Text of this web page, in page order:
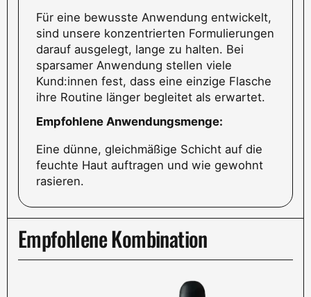
Für eine bewusste Anwendung entwickelt,
sind unsere konzentrierten Formulierungen
darauf ausgelegt, lange zu halten. Bei
sparsamer Anwendung stellen viele
Kund:innen fest, dass eine einzige Flasche
ihre Routine länger begleitet als erwartet.
Empfohlene Anwendungsmenge:
Eine dünne, gleichmäßige Schicht auf die
feuchte Haut auftragen und wie gewohnt
rasieren.
Empfohlene Kombination